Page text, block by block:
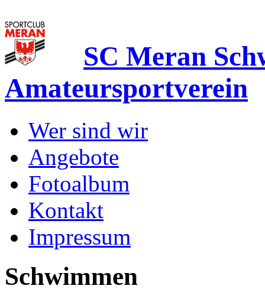
SC Meran
Amateursportverein
Wer sind wir
Angebote
Fotoalbum
Kontakt
Impressum
Schwimmen